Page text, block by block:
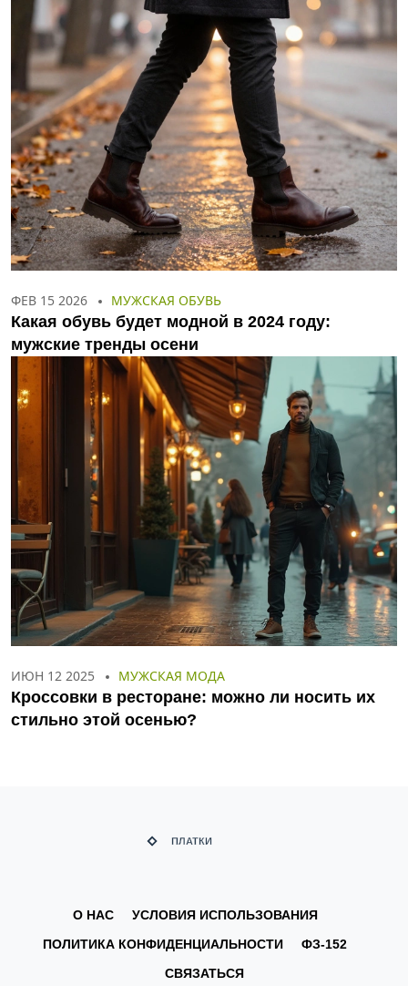
ФЕВ 15 2026 МУЖСКАЯ ОБУВЬ
Какая обувь будет модной в 2024 году:
мужские тренды осени
ИЮН 12 2025 МУЖСКАЯ МОДА
Кроссовки в ресторане: можно ли носить их
стильно этой осенью?
О НАС
УСЛОВИЯ ИСПОЛЬЗОВАНИЯ
ПОЛИТИКА КОНФИДЕНЦИАЛЬНОСТИ
ФЗ-152
СВЯЗАТЬСЯ